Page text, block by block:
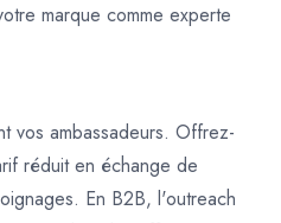
marque comme experte
vos ambassadeurs. Offrez-
réduit en échange de
En B2B, l'outreach